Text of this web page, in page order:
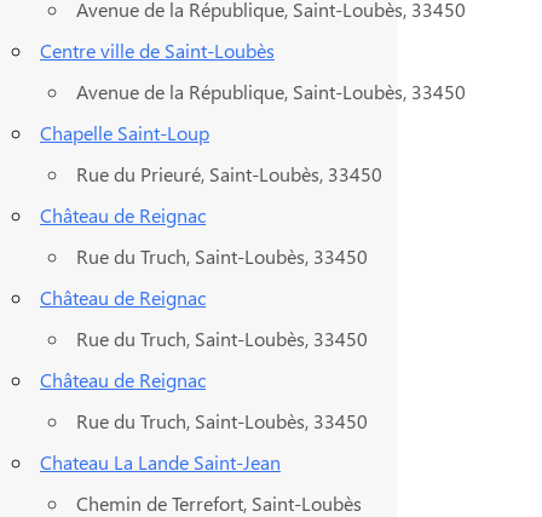
Avenue de la République, Saint-Loubès, 33450
Centre ville de Saint-Loubès
Avenue de la République, Saint-Loubès, 33450
Chapelle Saint-Loup
Rue du Prieuré, Saint-Loubès, 33450
Château de Reignac
Rue du Truch, Saint-Loubès, 33450
Château de Reignac
Rue du Truch, Saint-Loubès, 33450
Château de Reignac
Rue du Truch, Saint-Loubès, 33450
Chateau La Lande Saint-Jean
Chemin de Terrefort, Saint-Loubès